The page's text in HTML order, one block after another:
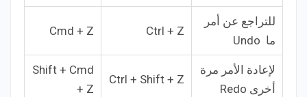
للتراجع عن أمر
ما Undo
Ctrl + Z
Cmd + Z
لإعادة الأمر مرة
أخرى Redo
Ctrl + Shift + Z
Shift + Cmd
+ Z